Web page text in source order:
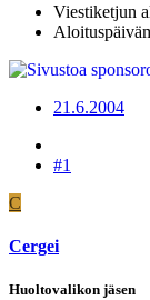
Viestiketjun
21.6.2004
#1
C
Cergei
Huoltovalikon jäsen